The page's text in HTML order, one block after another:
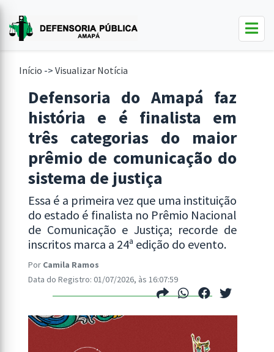
Início -> Visualizar Notícia
Defensoria do Amapá faz
história e é finalista em
três categorias do maior
prêmio de comunicação do
sistema de justiça
Essa é a primeira vez que uma instituição
do estado é finalista no Prêmio Nacional
de Comunicação e Justiça; recorde de
inscritos marca a 24ª edição do evento.
Por Camila Ramos
Data do Registro: 01/07/2026, às 16:07:59